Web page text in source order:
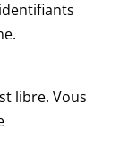
libre. Vous